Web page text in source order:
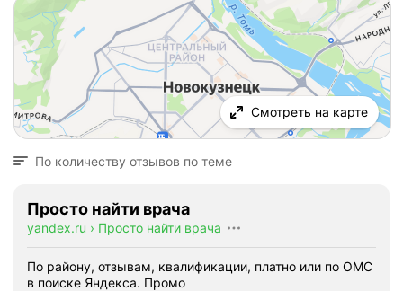
Смотреть на карте
По количеству отзывов по теме
Просто найти врача
yandex.ru › Просто найти врача
По району, отзывам, квалификации, платно или по ОМС
в поиске Яндекса. Промо